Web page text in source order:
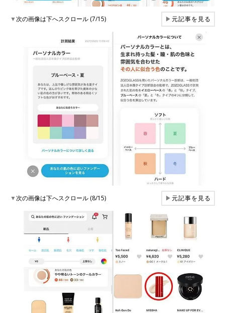
▼次の画像は下へスクロール (7/15) ▶元記事を見る
▼次の画像は下へスクロール (8/15) ▶元記事を見る